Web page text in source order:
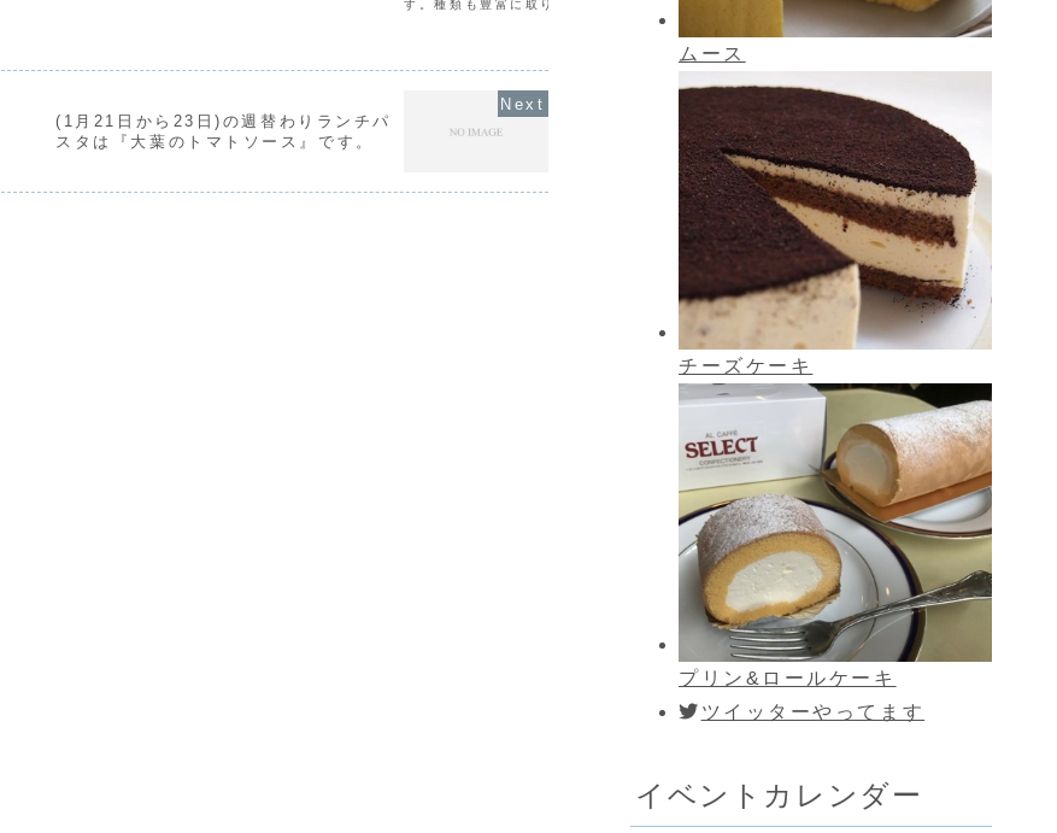
す。種類も豊富に取り揃えました。是非
(1月21日から23日)の週替わりランチパ
スタは『大葉のトマトソース』です。
ムース
チーズケーキ
プリン&ロールケーキ
ツイッターやってます
イベントカレンダー